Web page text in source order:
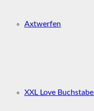
Axtwerfen
XXL Love